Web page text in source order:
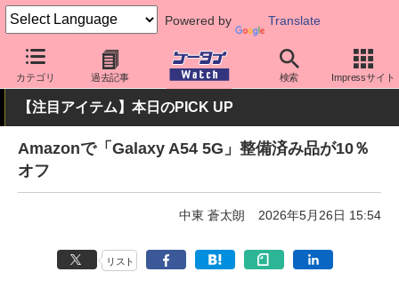
Powered by Translate
カテゴリ 過去記事 検索 Impressサイト
ケータイ Watch OS Android Galaxy
【注目アイテム】本日のPICK UP
Amazonで「Galaxy A54 5G」整備済み品が10％
オフ
中東 蒼太朗 2026年5月26日 15:54
リスト